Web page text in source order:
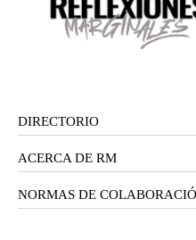
DIRECTORIO
ACERCA DE RM
NORMAS DE